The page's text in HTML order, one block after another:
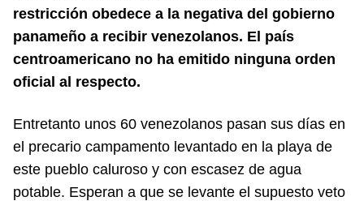
restricción obedece a la negativa del gobierno
panameño a recibir venezolanos. El país
centroamericano no ha emitido ninguna orden
oficial al respecto.
Entretanto unos 60 venezolanos pasan sus días en
el precario campamento levantado en la playa de
este pueblo caluroso y con escasez de agua
potable. Esperan a que se levante el supuesto veto